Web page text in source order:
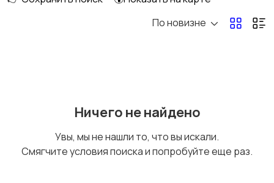
Бритвы и эпиляторы
По новизне
Ничего не найдено
Увы, мы не нашли то, что вы искали.
Смягчите условия поиска и попробуйте еще раз.